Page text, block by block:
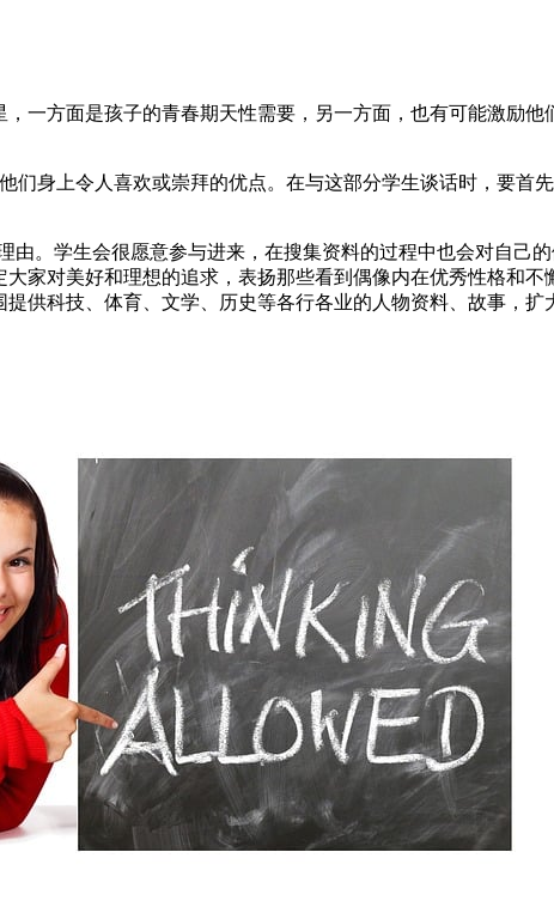
一方面是孩子的青春期天性需要，另一方面，也有可能激励他
身上令人喜欢或崇拜的优点。在与这部分学生谈话时，要首
。学生会很愿意参与进来，在搜集资料的过程中也会对自己
家对美好和理想的追求，表扬那些看到偶像内在优秀性格和
供科技、体育、文学、历史等各行各业的人物资料、故事，